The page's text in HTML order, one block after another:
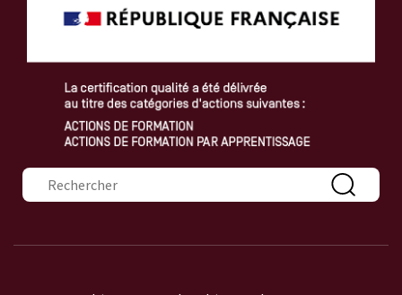
Formulaire de recherche